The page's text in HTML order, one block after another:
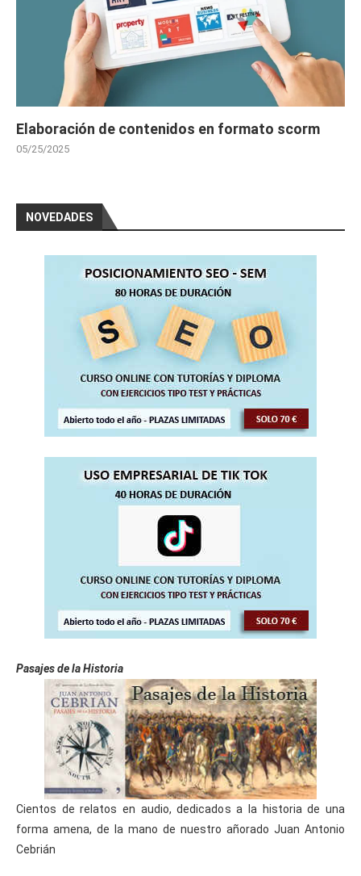
Elaboración de contenidos en formato scorm
05/25/2025
NOVEDADES
Pasajes de la Historia
Cientos de relatos en audio, dedicados a la historia de una
forma amena, de la mano de nuestro añorado Juan Antonio
Cebrián